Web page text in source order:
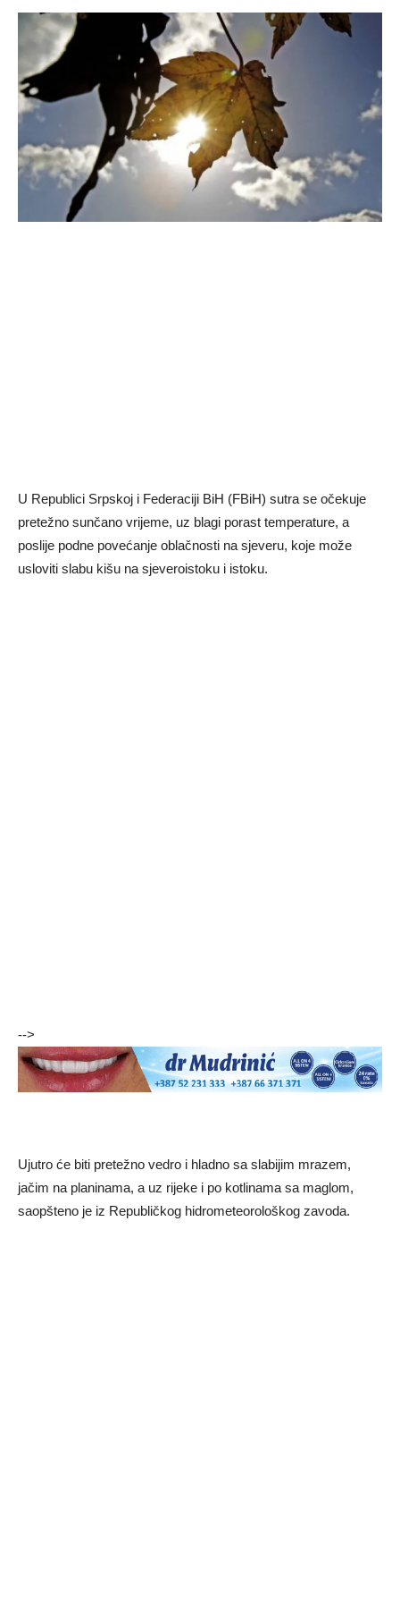
U Republici Srpskoj i Federaciji BiH (FBiH) sutra se očekuje
pretežno sunčano vrijeme, uz blagi porast temperature, a
poslije podne povećanje oblačnosti na sjeveru, koje može
usloviti slabu kišu na sjeveroistoku i istoku.
-->
Ujutro će biti pretežno vedro i hladno sa slabijim mrazem,
jačim na planinama, a uz rijeke i po kotlinama sa maglom,
saopšteno je iz Republičkog hidrometeorološkog zavoda.